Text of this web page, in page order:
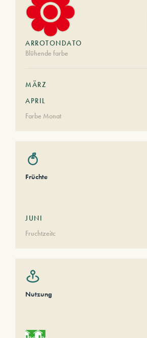
ARROTONDATO
Blühende farbe
MÄRZ
APRIL
Farbe Monat
Früchte
JUNI
Fruchtzeitc
Nutzung